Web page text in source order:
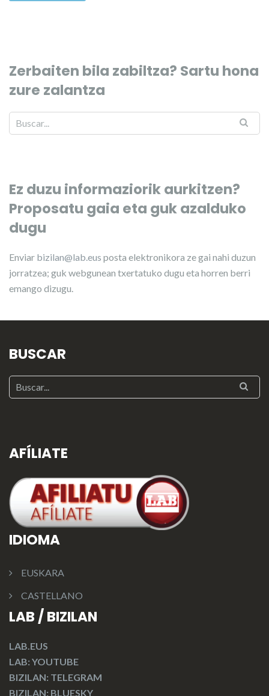
Zerbaiten bila zabiltza? Sartu hona
zure zalantza
Ez duzu informaziorik aurkitzen?
Proposatu gaia eta guk azalduko
dugu
Enviar bizilan@lab.eus posta elektronikora ze gai nahi duzun
jorratzea; guk webgunean txertatuko dugu eta horren berri
emango dizugu.
BUSCAR
AFÍLIATE
IDIOMA
EUSKARA
CASTELLANO
LAB / BIZILAN
LAB.EUS
LAB: YOUTUBE
BIZILAN: TELEGRAM
BIZILAN: BLUESKY